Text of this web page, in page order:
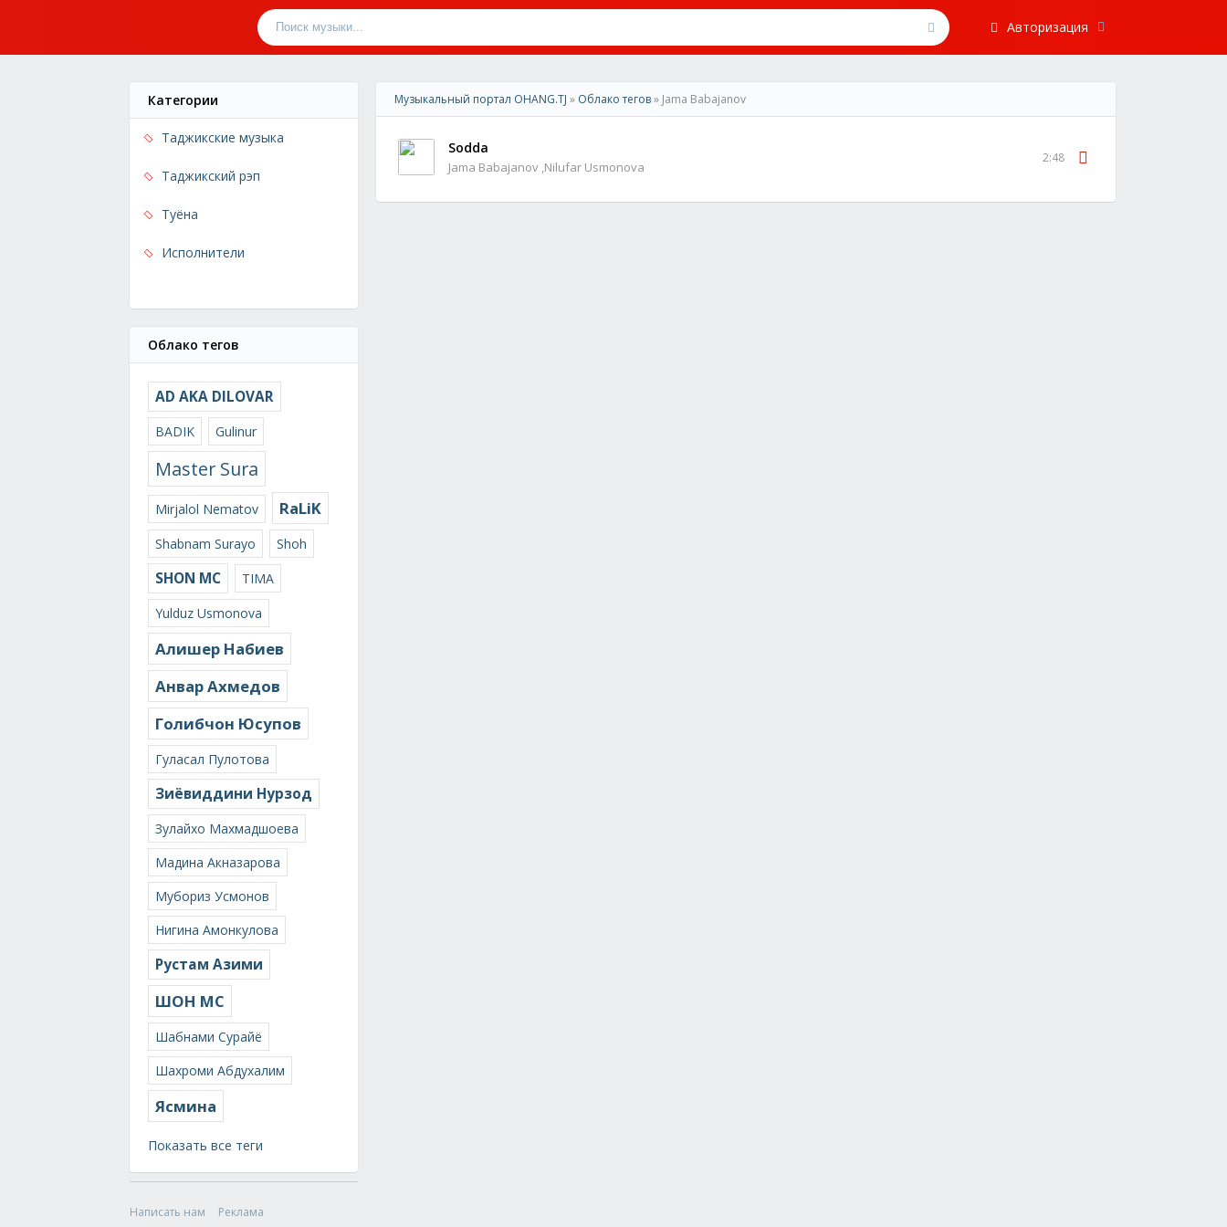
Авторизация
Категории
Таджикские музыка
Таджикский рэп
Туёна
Исполнители
Облако тегов
AD AKA DILOVAR
BADIK Gulinur
Master Sura
Mirjalol Nematov RaLiK
Shabnam Surayo Shoh
SHON MC
TIMA
Yulduz Usmonova
Алишер Набиев
Анвар Ахмедов
Голибчон Юсупов
Гуласал Пулотова
Зиёвиддини Нурзод
Зулайхо Махмадшоева
Мадина Акназарова
Мубориз Усмонов
Нигина Амонкулова
Рустам Азими
ШОН МС
Шабнами Сурайё
Шахроми Абдухалим
Ясмина
Показать все теги
Написать нам
Реклама
Музыкальный портал OHANG.TJ » Облако тегов» Jama Babajanov
Sodda
Jama Babajanov ,Nilufar Usmonova
2:48